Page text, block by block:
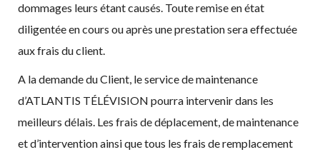
dommages leurs étant causés. Toute remise en état
diligentée en cours ou après une prestation sera effectuée
aux frais du client.
A la demande du Client, le service de maintenance
d’ATLANTIS TÉLÉVISION pourra intervenir dans les
meilleurs délais. Les frais de déplacement, de maintenance
et d’intervention ainsi que tous les frais de remplacement